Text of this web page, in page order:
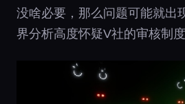
没啥必要，那么问题可能就出
界分析高度怀疑V社的审核制